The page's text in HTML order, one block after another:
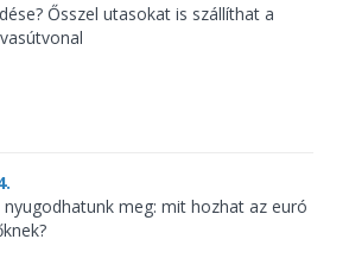
Ősszel utasokat is szállíthat a
meg: mit hozhat az euró